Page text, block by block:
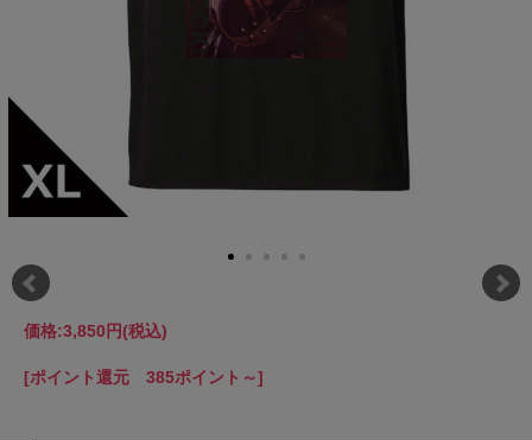
価格:3,850円(税込)
[ポイント還元 385ポイント～]